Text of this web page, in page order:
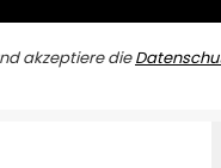
akzeptiere die